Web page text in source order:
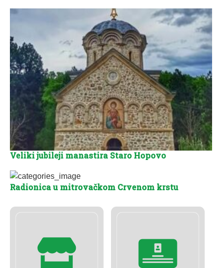
Veliki jubileji manastira Staro Hopovo
Radionica u mitrovačkom Crvenom krstu